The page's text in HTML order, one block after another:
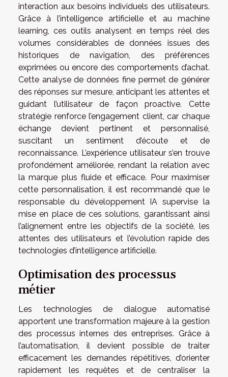
interaction aux besoins individuels des utilisateurs.
Grâce à l’intelligence artificielle et au machine
learning, ces outils analysent en temps réel des
volumes considérables de données issues des
historiques de navigation, des préférences
exprimées ou encore des comportements d’achat.
Cette analyse de données fine permet de générer
des réponses sur mesure, anticipant les attentes et
guidant l’utilisateur de façon proactive. Cette
stratégie renforce l’engagement client, car chaque
échange devient pertinent et personnalisé,
suscitant un sentiment d’écoute et de
reconnaissance. L’expérience utilisateur s’en trouve
profondément améliorée, rendant la relation avec
la marque plus fluide et efficace. Pour maximiser
cette personnalisation, il est recommandé que le
responsable du développement IA supervise la
mise en place de ces solutions, garantissant ainsi
l’alignement entre les objectifs de la société, les
attentes des utilisateurs et l’évolution rapide des
technologies d’intelligence artificielle.
Optimisation des processus
métier
Les technologies de dialogue automatisé
apportent une transformation majeure à la gestion
des processus internes des entreprises. Grâce à
l’automatisation, il devient possible de traiter
efficacement les demandes répétitives, d’orienter
rapidement les requêtes et de centraliser la